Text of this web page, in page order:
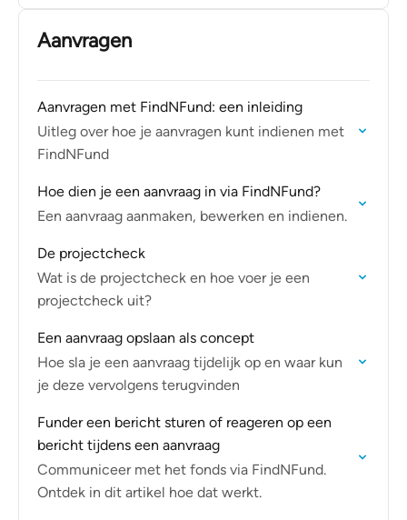
Aanvragen
Aanvragen met FindNFund: een inleiding
Uitleg over hoe je aanvragen kunt indienen met
FindNFund
Hoe dien je een aanvraag in via FindNFund?
Een aanvraag aanmaken, bewerken en indienen.
De projectcheck
Wat is de projectcheck en hoe voer je een
projectcheck uit?
Een aanvraag opslaan als concept
Hoe sla je een aanvraag tijdelijk op en waar kun
je deze vervolgens terugvinden
Funder een bericht sturen of reageren op een
bericht tijdens een aanvraag
Communiceer met het fonds via FindNFund.
Ontdek in dit artikel hoe dat werkt.